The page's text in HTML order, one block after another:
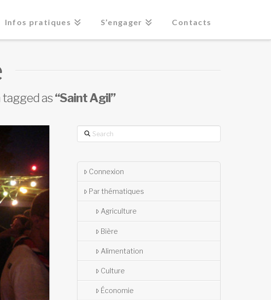
Infos pratiques S’engager Contacts
tagged as“Saint Agil”
Search
Connexion
Par thématiques
Agriculture
Bière
Alimentation
Culture
Économie